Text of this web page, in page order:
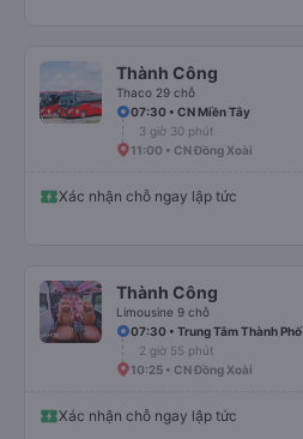
Thành Công
Thaco 29 chỗ
07:30 • CN Miền Tây
3 giờ 30 phút
11:00 • CN Đồng Xoài
Xác nhận chỗ ngay lập tức
Thành Công
Limousine 9 chỗ
07:30 • Trung Tâm Thành Phố
2 giờ 55 phút
10:25 • CN Đồng Xoài
Xác nhận chỗ ngay lập tức